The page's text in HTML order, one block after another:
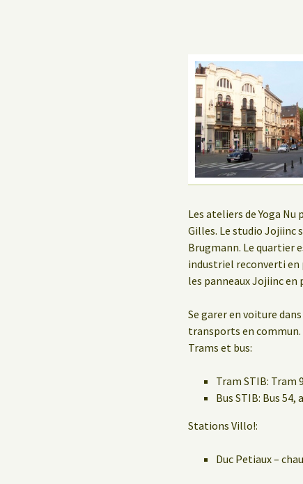
Les ateliers de Yoga
Gilles. Le studio Jojiinc
Brugmann. Le quartier
industriel reconverti en
les panneaux Jojiinc en
Se garer en voiture
transports en commun.
Trams et bus:
Tram STIB: Tram
Bus STIB: Bus
Stations Villo!:
Duc Petiaux –